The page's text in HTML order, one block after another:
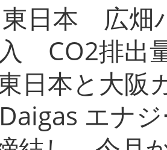
日本 広畑
CO2排出
日本と大阪
エナ